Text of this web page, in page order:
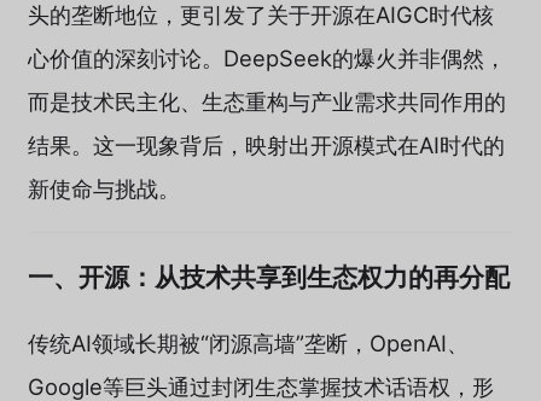
头的垄断地位，更引发了关于开源在AIGC时代核
心价值的深刻讨论。DeepSeek的爆火并非偶然，
而是技术民主化、生态重构与产业需求共同作用的
结果。这一现象背后，映射出开源模式在AI时代的
新使命与挑战。
一、开源：从技术共享到生态权力的再分配
传统AI领域长期被“闭源高墙”垄断，OpenAI、
Google等巨头通过封闭生态掌握技术话语权，形